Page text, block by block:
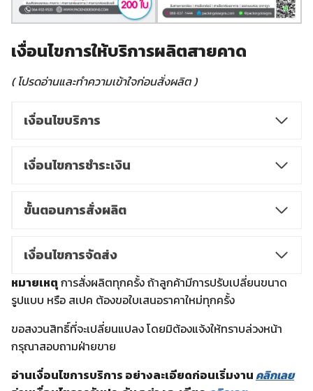
เงื่อนไขการให้บริการผลิตสายคาด
( โปรดอ่านและทำความเข้าใจก่อนสั่งผลิต )
เงื่อนไขบริการ
เงื่อนไขการชำระเงิน
ขั้นตอนการสั่งผลิต
เงื่อนไขการจัดส่ง
หมายเหตุการสั่งผลิตทุกครั้ง ถ้าลูกค้ามีการปรับเปลี่ยนขนาด
รูปแบบ หรือ สเปค ต้องขอใบเสนอราคาใหม่ทุกครั้ง
ขอสงวนสิทธิ์ที่จะเปลี่ยนแปลง โดยมิต้องแจ้งให้ทราบล่วงหน้า
กรุณาสอบถามฝ่ายขาย
อ่านเงื่อนไขการบริการ อย่างละเอียดก่อนเริ่มงานคลิกเลย